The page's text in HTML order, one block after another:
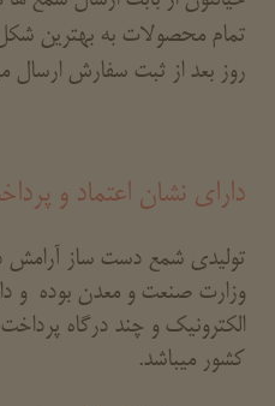
تمام محصولات به بهترین
روز بعد از ثبت سفارش ارسال
دارای نشان اعتماد و
تولیدی شمع دست ساز آرامش
وزارت صنعت و معدن بوده و
الکترونیک و چند درگاه
کشور میباشد.